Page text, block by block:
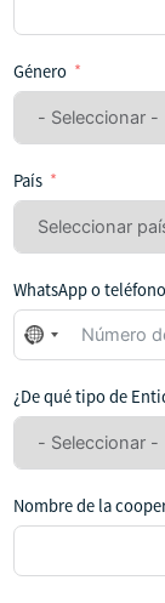
Género
País
WhatsApp o
No
se
seleccionado
ningún
¿De qué tipo de
Nombre de la